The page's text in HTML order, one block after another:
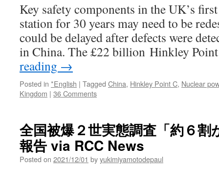
Key safety components in the UK’s
station for 30 years may need to be
could be delayed after defects were
in China. The £22 billion Hinkley
reading →
Posted in *English | Tagged China, Hinkley Point C, Nuclear
Kingdom | 36 Comments
全国被爆２世実態調査「約６割
報告 via RCC News
Posted on 2021/12/01 byyukimiyamotodepaul